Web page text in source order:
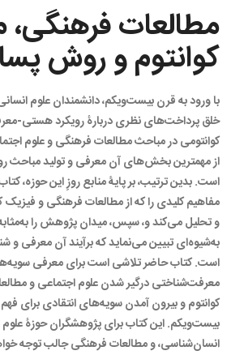
مطالعات فرهنگی،
کوانتوم و روش
با ورود به قرن بیست‌ویکم، دانشمندان علوم
خلق پرداخت‌های نظری دربارۀ رویکرد هستی-
کوانتومی در مباحث مطالعات فرهنگی و علوم
از مهمترین بخش‌های آن معرفی و تولید مباحث
است. بدین ترتیب، بر پایۀ منابع روزِ این حوزه،
مفاهیم کلیدی را که از مطالعات فرهنگی و فیزیک
و تحلیل می‌کند و، سپس، میدان پژوهش را
به‌شیوه‌ای تبیین می‌نماید که برآیند آن معرفی
است. کتاب حاضر تلاشی است برای معرفی
معرفت‌شناختی درگیر شدن علوم اجتماعی و
کوانتوم و بیرون آمدن سویه‌های انتقادی برای
بیست‌ویکم. این کتاب برای پژوهشگران حوزۀ علوم
انسان‌شناسی، و مطالعات فرهنگی جالب توجه